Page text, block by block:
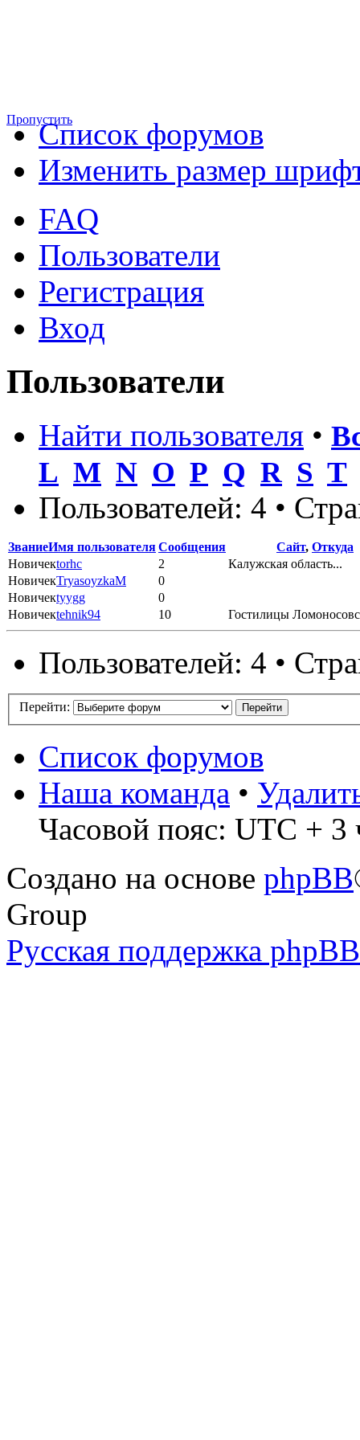
ПропуститьСписок форумов
Изменить размер
FAQ
Пользователи
Регистрация
Вход
Пользователи
Найти пользователя •
L M N O P Q R S T
Пользователей: 4 •
ЗваниеИмя пользователяСообщения Сайт, Откуда
Новичекtorhc 2
Калужская область...
НовичекTryasoyzkaM
0
Новичекtyygg
0
Новичекtehnik94 10 Гостилицы
Пользователей: 4 •
Перейти:
Список форумов
Наша команда •
Часовой пояс: UTC + 3
Создано на основе phpBB
Group
Русская поддержка phpBB